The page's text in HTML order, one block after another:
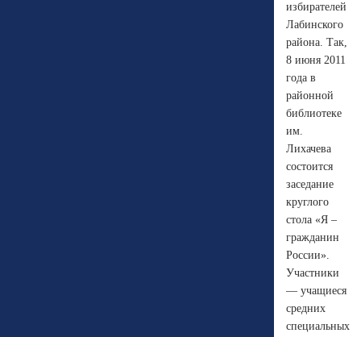
избирателей
Лабинского
района. Так,
8 июня 2011
года в
районной
библиотеке
им.
Лихачева
состоится
заседание
круглого
стола «Я –
гражданин
России».
Участники
— учащиеся
средних
специальных